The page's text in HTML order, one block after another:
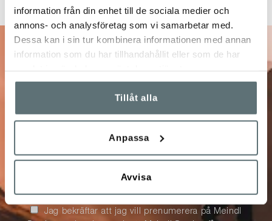
information från din enhet till de sociala medier och
annons- och analysföretag som vi samarbetar med.
Dessa kan i sin tur kombinera informationen med annan
information som du har tillhandahållit eller som de har
Tillåt alla
Anpassa
Avvisa
10% på ditt nästa
köp
Anmäl dig till vårt nyhetsbrev!
kampanjer, nyheter, tävlingar m.m.
Jag bekräftar att jag vill prenumerera på Meindl